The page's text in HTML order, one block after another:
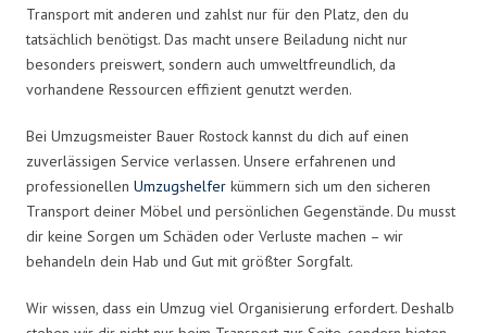
Transport mit anderen und zahlst nur für den Platz, den du
tatsächlich benötigst. Das macht unsere Beiladung nicht nur
besonders preiswert, sondern auch umweltfreundlich, da
vorhandene Ressourcen effizient genutzt werden.
Bei Umzugsmeister Bauer Rostock kannst du dich auf einen
zuverlässigen Service verlassen. Unsere erfahrenen und
professionellen Umzugshelfer kümmern sich um den sicheren
Transport deiner Möbel und persönlichen Gegenstände. Du musst
dir keine Sorgen um Schäden oder Verluste machen – wir
behandeln dein Hab und Gut mit größter Sorgfalt.
Wir wissen, dass ein Umzug viel Organisierung erfordert. Deshalb